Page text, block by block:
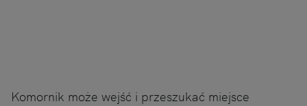
Komornik może wejść i przeszukać miejsce